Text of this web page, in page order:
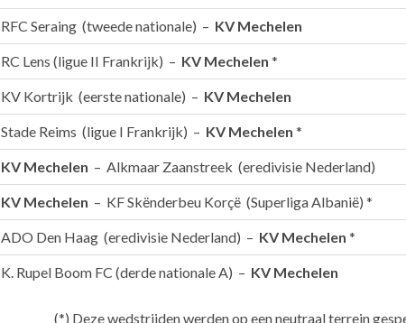
RFC Seraing (tweede nationale) – KV Mechelen
RC Lens (ligue II Frankrijk) – KV Mechelen *
KV Kortrijk (eerste nationale) – KV Mechelen
Stade Reims (ligue I Frankrijk) – KV Mechelen *
KV Mechelen – Alkmaar Zaanstreek (eredivisie Nederland)
KV Mechelen – KF Skënderbeu Korçë (Superliga Albanië) *
ADO Den Haag (eredivisie Nederland) – KV Mechelen *
K. Rupel Boom FC (derde nationale A) – KV Mechelen
(*) Deze wedstrijden werden op een neutraal terrein